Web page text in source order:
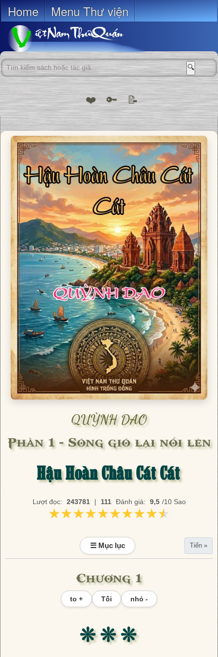
Home Menu Thư viện
🔍
❤️ 🔑 📝
QUỲNH DAO
Phần 1 - Sóng gió lại nổi lên
Hậu Hoàn Châu Cát Cát
Lượt đọc: 243781 | 111 Đánh giá: 9,5 /10 Sao
★★★★★★★★★★
★★★★★★★★★★
☰ Mục lục Tiến »
Chương 1
to + Tối nhỏ -
❊ ❊ ❊